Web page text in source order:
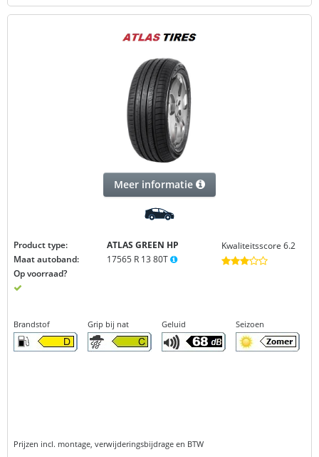
Meer informatie
Product type: ATLAS GREEN HP
Maat autoband:
17565 R 13 80T
Op voorraad?
Kwaliteitsscore 6.2
Brandstof Grip bij nat Geluid Seizoen
Prijzen incl. montage, verwijderingsbijdrage en BTW